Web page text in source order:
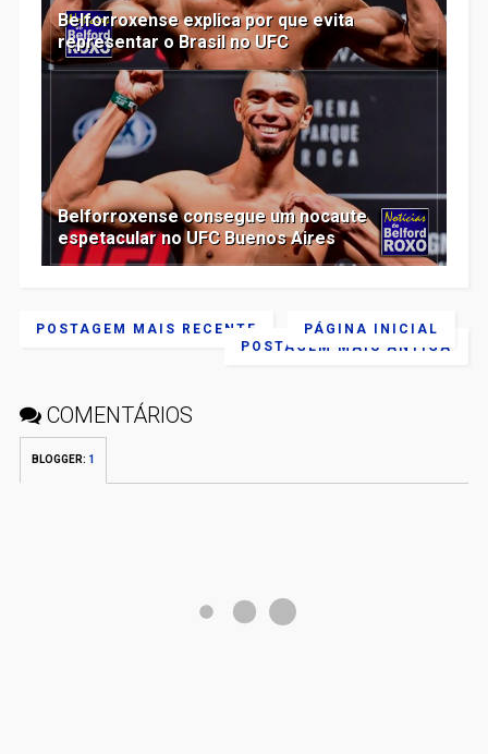
Belforroxense explica por que evita
representar o Brasil no UFC
Belforroxense consegue um nocaute
espetacular no UFC Buenos Aires
POSTAGEM MAIS RECENTE
POSTAGEM MAIS ANTIGA
PÁGINA INICIAL
COMENTÁRIOS
BLOGGER: 1